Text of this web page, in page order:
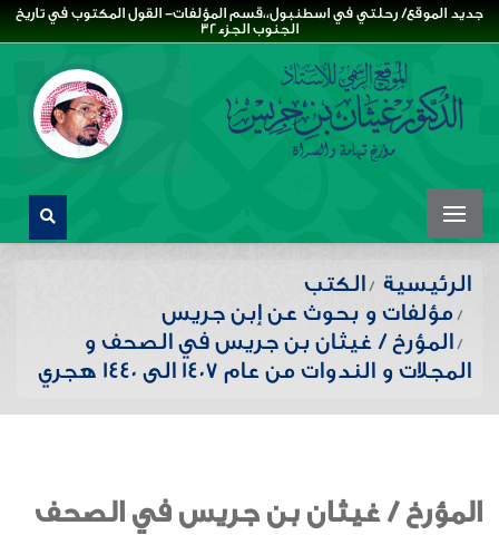
جديد الموقع/ رحلتي في اسطنبول،،قسم المؤلفات- القول المكتوب في تاريخ
الجنوب الجزء32
الرئيسية
الكتب
مؤلفات و بحوث عن إبن جريس
المؤرخ / غيثان بن جريس في الصحف و
المجلات و الندوات من عام 1407 الى 1440 هجري
المؤرخ / غيثان بن جريس في الصحف